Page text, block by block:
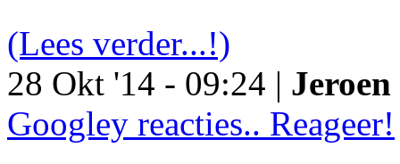
(Lees verder...!)
28 Okt '14 - 09:24 |
Googley reacties.. Reageer!